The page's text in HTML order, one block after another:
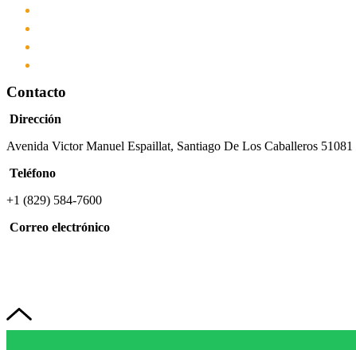
Contacto
Dirección
Avenida Victor Manuel Espaillat, Santiago De Los Caballeros 51081
Teléfono
+1 (829) 584-7600
Correo electrónico